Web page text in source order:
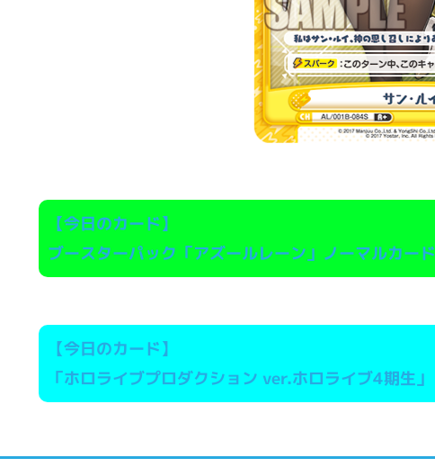
【今日のカード】
ブースターパック「アズールレーン」ノーマルカード
【今日のカード】
「ホロライブプロダクション ver.ホロライブ4期生」